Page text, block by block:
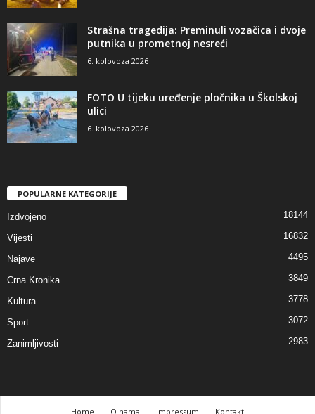
Strašna tragedija: Preminuli vozačica i dvoje
putnika u prometnoj nesreći
6. kolovoza 2026
FOTO U tijeku uređenje pločnika u Školskoj
ulici
6. kolovoza 2026
POPULARNE KATEGORIJE
Izdvojeno 18144
Vijesti 16832
Najave 4495
Crna Kronika 3849
Kultura 3778
Sport 3072
Zanimljivosti 2983
Home O nama Impressum Kontakt